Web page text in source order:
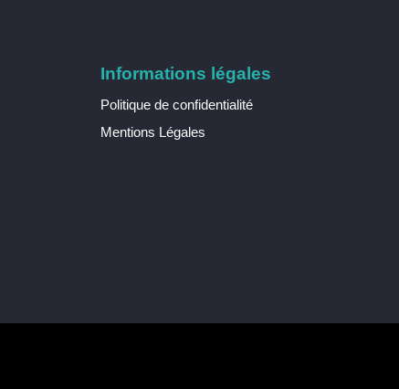
Informations légales
Politique de confidentialité
Mentions Légales